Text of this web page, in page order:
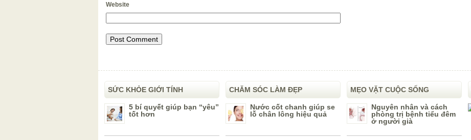
Website
SỨC KHỎE GIỚI TÍNH
5 bí quyết giúp bạn “yêu”
tốt hơn
CHĂM SÓC LÀM ĐẸP
Nước cốt chanh giúp se
lỗ chân lông hiệu quả
MẸO VẶT CUỘC SỐNG
Nguyên nhân và cách
phòng trị bệnh tiểu đêm
ở người già